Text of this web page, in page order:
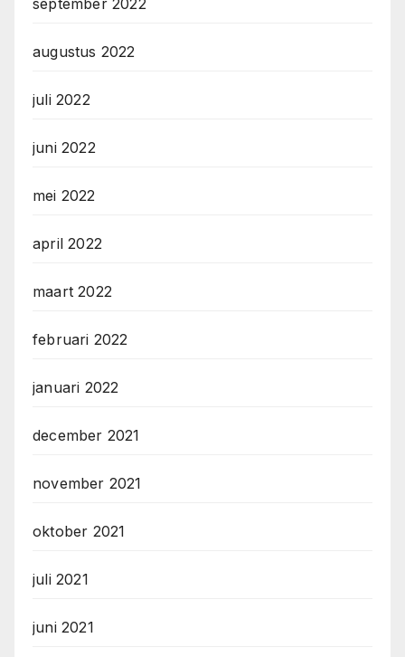
september 2022
augustus 2022
juli 2022
juni 2022
mei 2022
april 2022
maart 2022
februari 2022
januari 2022
december 2021
november 2021
oktober 2021
juli 2021
juni 2021